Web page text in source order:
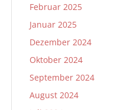
Februar 2025
Januar 2025
Dezember 2024
Oktober 2024
September 2024
August 2024